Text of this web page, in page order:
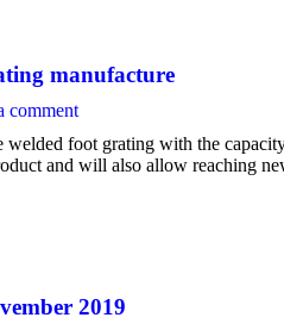
manufacture
comment
welded foot grating with the
and will also allow reaching
2019